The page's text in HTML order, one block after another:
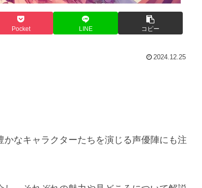
Pocket LINE コピー
2024.12.25
なキャラクターたちを演じる声優陣にも注